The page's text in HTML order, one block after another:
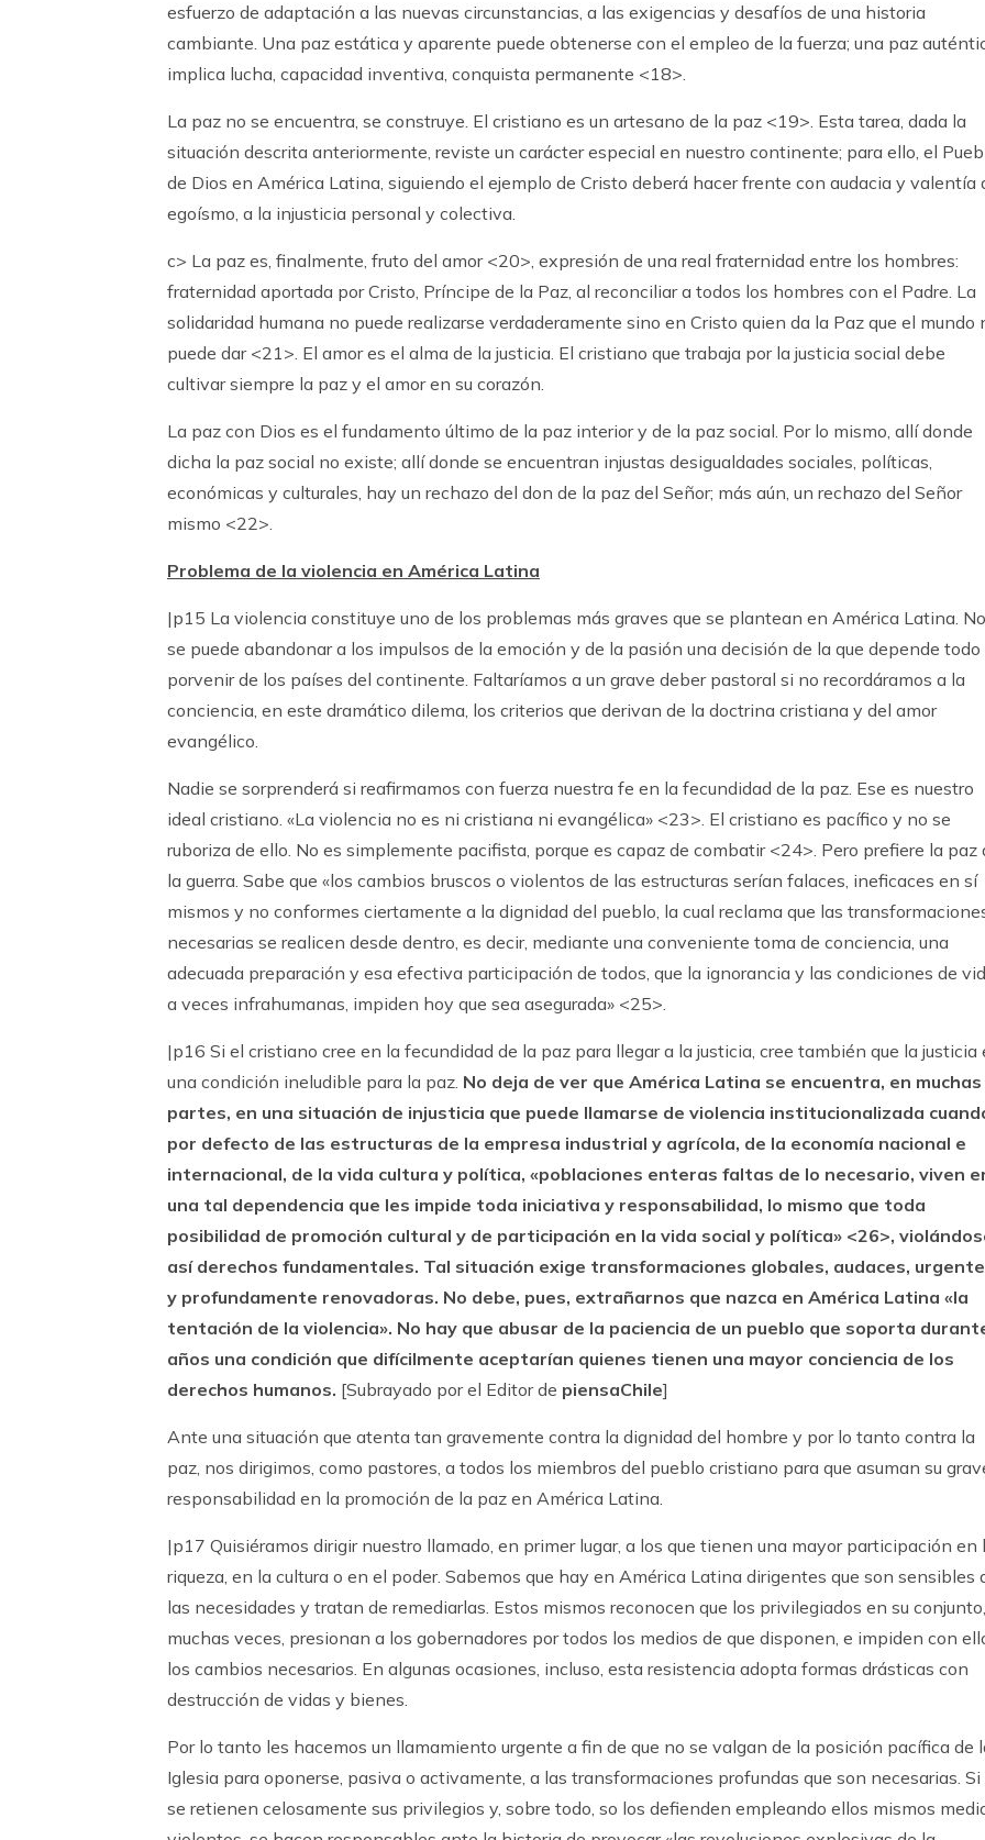
esfuerzo de adaptación a las nuevas circunstancias, a las exigencias y desafíos de una historia
cambiante. Una paz estática y aparente puede obtenerse con el empleo de la fuerza; una paz
implica lucha, capacidad inventiva, conquista permanente <18>.
La paz no se encuentra, se construye. El cristiano es un artesano de la paz <19>. Esta tarea, dada la
situación descrita anteriormente, reviste un carácter especial en nuestro continente; para ello, el
de Dios en América Latina, siguiendo el ejemplo de Cristo deberá hacer frente con audacia y valentía
egoísmo, a la injusticia personal y colectiva.
c> La paz es, finalmente, fruto del amor <20>, expresión de una real fraternidad entre los hombres:
fraternidad aportada por Cristo, Príncipe de la Paz, al reconciliar a todos los hombres con el Padre. La
solidaridad humana no puede realizarse verdaderamente sino en Cristo quien da la Paz que el mundo
puede dar <21>. El amor es el alma de la justicia. El cristiano que trabaja por la justicia social debe
cultivar siempre la paz y el amor en su corazón.
La paz con Dios es el fundamento último de la paz interior y de la paz social. Por lo mismo, allí donde
dicha la paz social no existe; allí donde se encuentran injustas desigualdades sociales, políticas,
económicas y culturales, hay un rechazo del don de la paz del Señor; más aún, un rechazo del Señor
mismo <22>.
Problema de la violencia en América Latina
|p15 La violencia constituye uno de los problemas más graves que se plantean en América Latina. No
se puede abandonar a los impulsos de la emoción y de la pasión una decisión de la que depende todo
porvenir de los países del continente. Faltaríamos a un grave deber pastoral si no recordáramos a la
conciencia, en este dramático dilema, los criterios que derivan de la doctrina cristiana y del amor
evangélico.
Nadie se sorprenderá si reafirmamos con fuerza nuestra fe en la fecundidad de la paz. Ese es nuestro
ideal cristiano. «La violencia no es ni cristiana ni evangélica» <23>. El cristiano es pacífico y no se
ruboriza de ello. No es simplemente pacifista, porque es capaz de combatir <24>. Pero prefiere la paz
la guerra. Sabe que «los cambios bruscos o violentos de las estructuras serían falaces, ineficaces en sí
mismos y no conformes ciertamente a la dignidad del pueblo, la cual reclama que las
necesarias se realicen desde dentro, es decir, mediante una conveniente toma de conciencia, una
adecuada preparación y esa efectiva participación de todos, que la ignorancia y las condiciones de
a veces infrahumanas, impiden hoy que sea asegurada» <25>.
|p16 Si el cristiano cree en la fecundidad de la paz para llegar a la justicia, cree también que la justicia
una condición ineludible para la paz. No deja de ver que América Latina se encuentra, en muchas
partes, en una situación de injusticia que puede llamarse de violencia institucionalizada
por defecto de las estructuras de la empresa industrial y agrícola, de la economía nacional e
internacional, de la vida cultura y política, «poblaciones enteras faltas de lo necesario, viven
una tal dependencia que les impide toda iniciativa y responsabilidad, lo mismo que toda
posibilidad de promoción cultural y de participación en la vida social y política» <26>,
así derechos fundamentales. Tal situación exige transformaciones globales, audaces,
y profundamente renovadoras. No debe, pues, extrañarnos que nazca en América Latina «la
tentación de la violencia». No hay que abusar de la paciencia de un pueblo que soporta
años una condición que difícilmente aceptarían quienes tienen una mayor conciencia de los
derechos humanos. [Subrayado por el Editor de piensaChile]
Ante una situación que atenta tan gravemente contra la dignidad del hombre y por lo tanto contra la
paz, nos dirigimos, como pastores, a todos los miembros del pueblo cristiano para que asuman su
responsabilidad en la promoción de la paz en América Latina.
|p17 Quisiéramos dirigir nuestro llamado, en primer lugar, a los que tienen una mayor participación en
riqueza, en la cultura o en el poder. Sabemos que hay en América Latina dirigentes que son sensibles
las necesidades y tratan de remediarlas. Estos mismos reconocen que los privilegiados en su conjunto,
muchas veces, presionan a los gobernadores por todos los medios de que disponen, e impiden con
los cambios necesarios. En algunas ocasiones, incluso, esta resistencia adopta formas drásticas con
destrucción de vidas y bienes.
Por lo tanto les hacemos un llamamiento urgente a fin de que no se valgan de la posición pacífica de
Iglesia para oponerse, pasiva o activamente, a las transformaciones profundas que son necesarias. Si
se retienen celosamente sus privilegios y, sobre todo, so los defienden empleando ellos mismos